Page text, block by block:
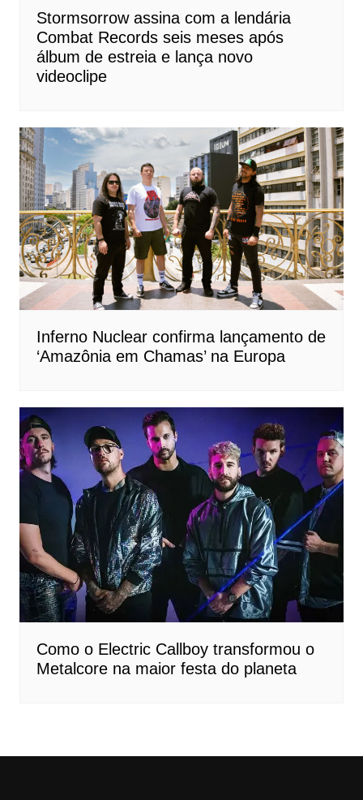
Stormsorrow assina com a lendária
Combat Records seis meses após
álbum de estreia e lança novo
videoclipe
Inferno Nuclear confirma lançamento de
‘Amazônia em Chamas’ na Europa
Como o Electric Callboy transformou o
Metalcore na maior festa do planeta